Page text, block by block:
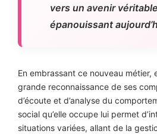
vers un avenir
épanouissant
En embrassant ce nouveau métier,
grande reconnaissance de ses
d’écoute et d’analyse du
social qu’elle occupe lui permet
situations variées, allant de la